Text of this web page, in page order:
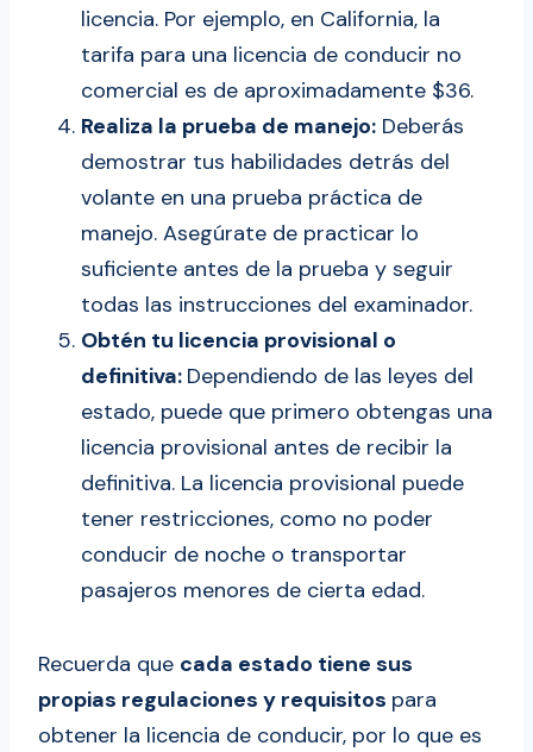
licencia. Por ejemplo, en California, la
tarifa para una licencia de conducir no
comercial es de aproximadamente $36.
Realiza la prueba de manejo: Deberás
demostrar tus habilidades detrás del
volante en una prueba práctica de
manejo. Asegúrate de practicar lo
suficiente antes de la prueba y seguir
todas las instrucciones del examinador.
Obtén tu licencia provisional o
definitiva: Dependiendo de las leyes del
estado, puede que primero obtengas una
licencia provisional antes de recibir la
definitiva. La licencia provisional puede
tener restricciones, como no poder
conducir de noche o transportar
pasajeros menores de cierta edad.
Recuerda que cada estado tiene sus
propias regulaciones y requisitos para
obtener la licencia de conducir, por lo que es